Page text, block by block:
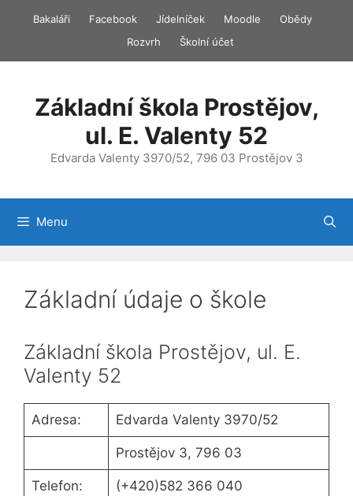
Bakaláři Facebook Jídelníček Moodle
Obědy
Rozvrh
Školní účet
Základní škola Prostějov,
ul. E. Valenty 52
Edvarda Valenty 3970/52, 796 03 Prostějov 3
Menu
Základní údaje o škole
Základní škola Prostějov, ul. E.
Valenty 52
Adresa: Edvarda Valenty 3970/52
Prostějov 3, 796 03
Telefon: (+420)582 366 040